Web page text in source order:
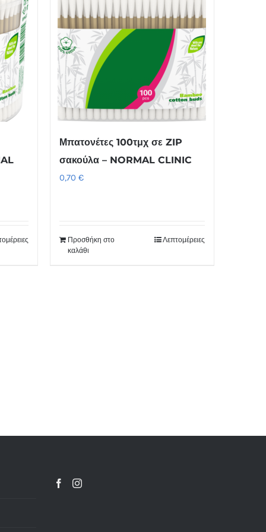
Μπατονέτες 100τμχ σε ZIP
σακούλα – NORMAL CLINIC
0,70 €
Προσθήκη στο
καλάθι
Λεπτομέρειες